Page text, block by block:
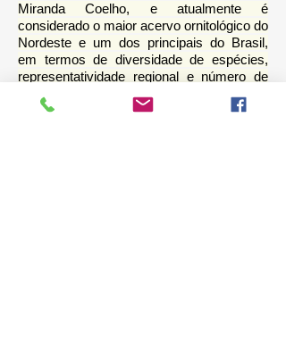
Miranda Coelho, e atualmente é
considerado o maior acervo ornitológico do
Nordeste e um dos principais do Brasil,
em termos de diversidade de espécies,
representatividade regional e número de
indivíduos tombados.